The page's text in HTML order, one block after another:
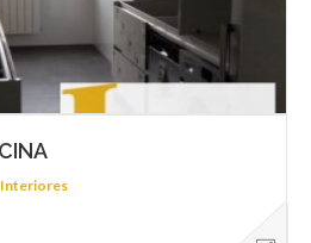
Interiores